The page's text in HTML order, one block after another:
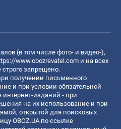
(в том числе фото- и видео-),
www.obozrevatel.com и на всех
запрещено.
получении письменного
и при условии обязательной
интернет-изданий - при
на их использование и при
открытой для поисковых
OBOZ.UA по ссылке